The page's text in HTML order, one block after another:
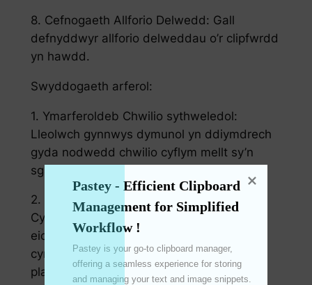
8. Cefnogaeth Allforio Delwedd: Gall
defnyddwyr allforio delweddau o’r clipfwrdd
yn hawdd.
Swyddogaeth arferol:
1. Ymarferoldeb Chwilio sythweledol:
Lleolwch gynnwys dymunol yn ddiymdrech
gyda nodwedd chwilio cyflym mellt sy’n
sganio’n gyflym trwy hanes clipfwrdd.
2. Cydnawsedd Traws-Llwyfan:
Cydamserwch ddata yn ddi-dor ar draws
eich holl ddyfeisiau, gan hwyluso
cynhyrchiant gwell waeth beth fo’ch
platfform.
Pastey - Efficient Clipboard
Management for Simplified
Workflow !
Pastey is your go-to clipboard manager,
offering a seamless experience for storing
and managing your text and image snippets.